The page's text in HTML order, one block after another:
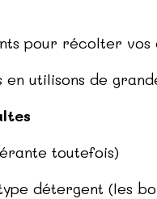
pour récolter vos
en utilisons de
toutefois)
détergent (les